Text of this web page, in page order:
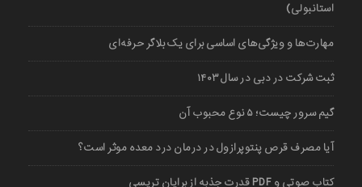
استانبولی)
مهارت‌ها و ویژگی‌های اساسی برای یک بلاگر حرفه‌ای
ثبت شرکت در دبی در سال ۱۴۰۳
گیم سرور چیست؛ ۵ نوع محبوب آن
آیا مصرف قرص پنتوپرازول در درمان درد معده موثر است؟
کتاب صوتی و PDF قدرت جذبه از برایان تریسی